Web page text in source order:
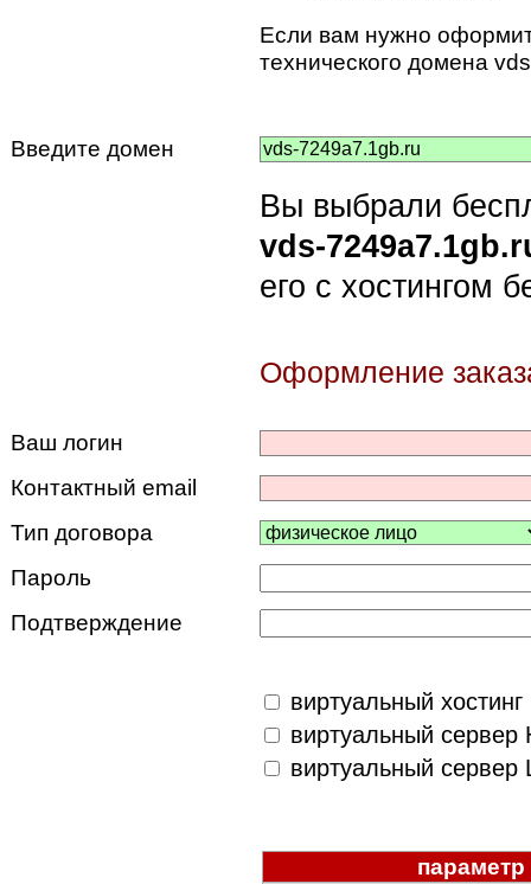
Если вам нужно
технического домена
Введите домен
Вы выбрали
vds-
его с хостингом
Оформление
Ваш логин
Контактный email
Тип договора
Пароль
Подтверждение
виртуальный
виртуальный сервер
виртуальный сервер
параметр